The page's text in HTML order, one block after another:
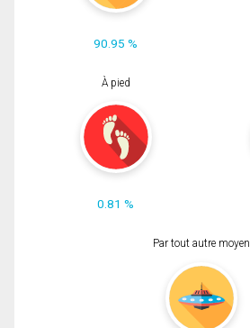
90.95 %
À pied
0.81 %
Par tout autre moyen